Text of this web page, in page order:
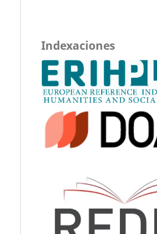
Indexaciones